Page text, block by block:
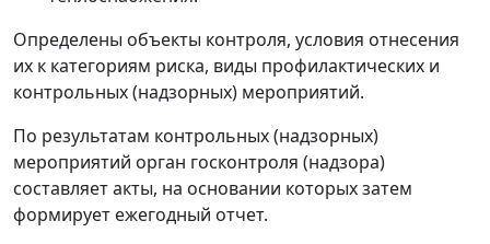
Определены объекты контроля, условия отнесения
их к категориям риска, виды профилактических и
контрольных (надзорных) мероприятий.
По результатам контрольных (надзорных)
мероприятий орган госконтроля (надзора)
составляет акты, на основании которых затем
формирует ежегодный отчет.